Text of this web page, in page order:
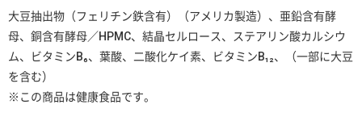
大豆抽出物（フェリチン鉄含有）（アメリカ製造）、亜鉛含有酵
母、銅含有酵母／HPMC、結晶セルロース、ステアリン酸カルシウ
ム、ビタミンB₆、葉酸、二酸化ケイ素、ビタミンB₁₂、（一部に大豆
を含む）
※この商品は健康食品です。